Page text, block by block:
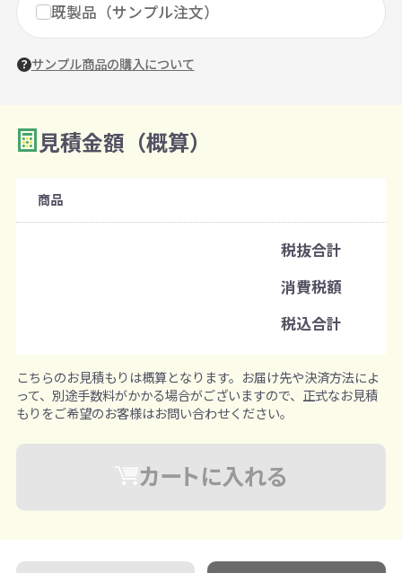
既製品（サンプル注文）
サンプル商品の購入について
2 数量を入力
購入条件
見積金額（概算）
商品
税抜合計
消費税額
税込合計
こちらのお見積もりは概算となります。お届け先や決済方法によ
って、別途手数料がかかる場合がございますので、正式なお見積
もりをご希望のお客様はお問い合わせください。
カートに入れる